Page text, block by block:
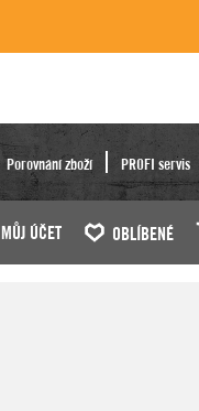
Porovnání zboží PROFI servis
MŮJ ÚČET OBLÍBENÉ